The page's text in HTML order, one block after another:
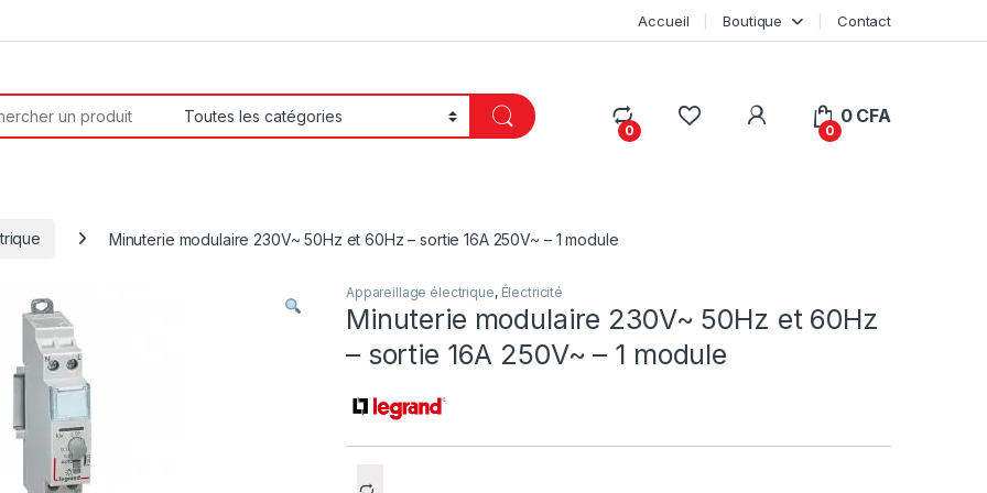
Accueil Boutique Contact
0
My Account
0
0 CFA
Minuterie modulaire 230V~ 50Hz et 60Hz – sortie 16A 250V~ – 1 module
Appareillage électrique, Électricité
Minuterie modulaire 230V~ 50Hz et 60Hz
– sortie 16A 250V~ – 1 module